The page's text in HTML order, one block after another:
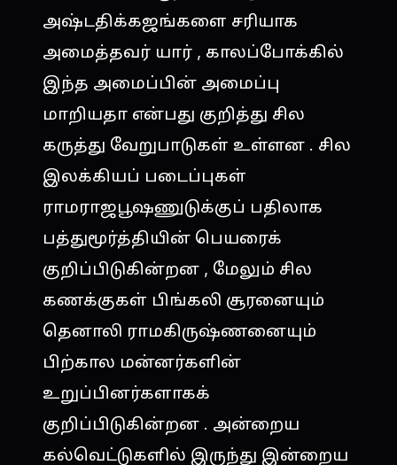
அஷ்டதிக்கஜங்களை சரியாக
அமைத்தவர் யார் , காலப்போக்கில்
இந்த அமைப்பின் அமைப்பு
மாறியதா என்பது குறித்து சில
கருத்து வேறுபாடுகள் உள்ளன . சில
இலக்கியப் படைப்புகள்
ராமராஜபூஷணுடுக்குப் பதிலாக
பத்துமூர்த்தியின் பெயரைக்
குறிப்பிடுகின்றன , மேலும் சில
கணக்குகள் பிங்கலி சூரனையும்
தெனாலி ராமகிருஷ்ணனையும்
பிற்கால மன்னர்களின்
உறுப்பினர்களாகக்
குறிப்பிடுகின்றன . அன்றைய
கல்வெட்டுகளில் இருந்து இன்றைய